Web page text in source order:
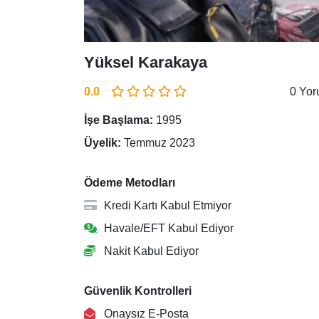
Yüksel Karakaya
0.0 0
İşe Başlama: 1995
Üyelik: Temmuz 2023
Ödeme Metodları
Kredi Kartı Kabul Etmiyor
Havale/EFT Kabul Ediyor
Nakit Kabul Ediyor
Güvenlik Kontrolleri
Onaysız E-Posta